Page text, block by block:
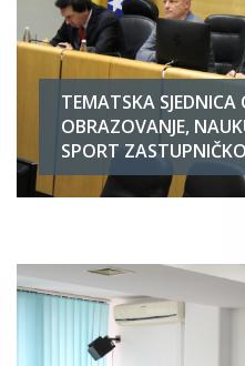
TEMATSKA
OBRAZOVANJE,
SPORT